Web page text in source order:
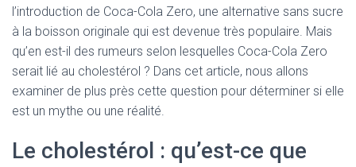
l’introduction de Coca-Cola Zero, une alternative sans sucre
à la boisson originale qui est devenue très populaire. Mais
qu’en est-il des rumeurs selon lesquelles Coca-Cola Zero
serait lié au cholestérol ? Dans cet article, nous allons
examiner de plus près cette question pour déterminer si elle
est un mythe ou une réalité.
Le cholestérol : qu’est-ce que